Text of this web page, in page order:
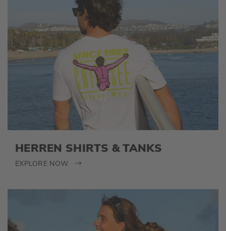
HERREN SHIRTS & TANKS
EXPLORE NOW